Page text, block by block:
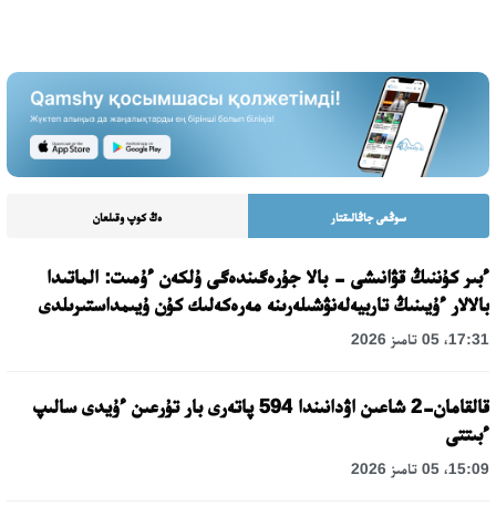
سوڭعى جاڭالىقتار ەڭ كوپ وقىلعان
ءبىر كۇننىڭ قۋانىشى - بالا جۇرەگىندەگى ۇلكەن ءۇمىت: الماتىدا
بالالار ءۇيىنىڭ تاربيەلەنۋشىلەرىنە مەرەكەلىك كۇن ۇيىمداستىرىلدى
17:31، 05 تامىز 2026
قالقامان-2 شاعىن اۋدانىندا 594 پاتەرى بار تۇرعىن ءۇيدى سالىپ
ءبىتتى
15:09، 05 تامىز 2026